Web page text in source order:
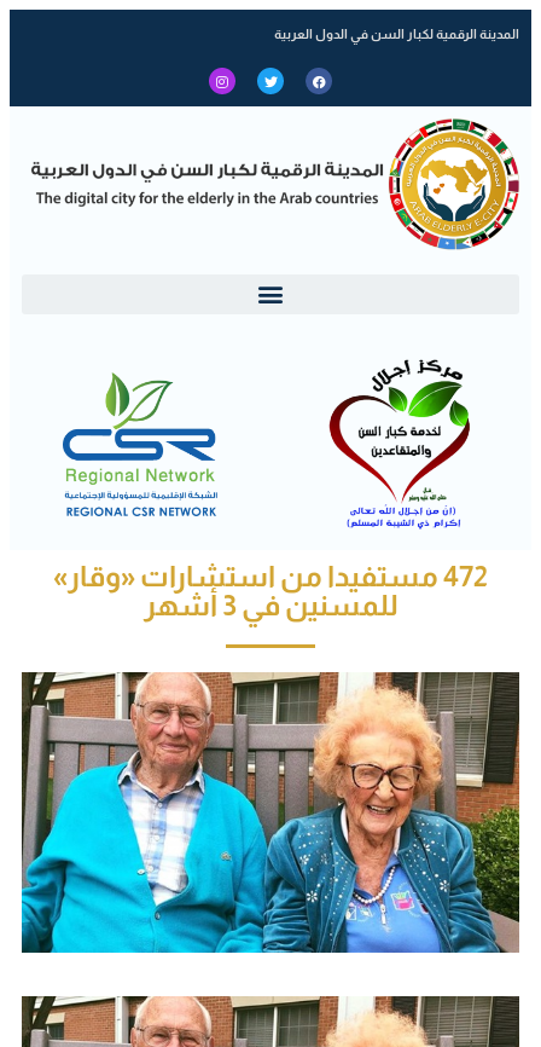
المدينة الرقمية لكبار السن في الدول العربية
472 مستفيدا من استشارات «وقار»
للمسنين في 3 أشهر